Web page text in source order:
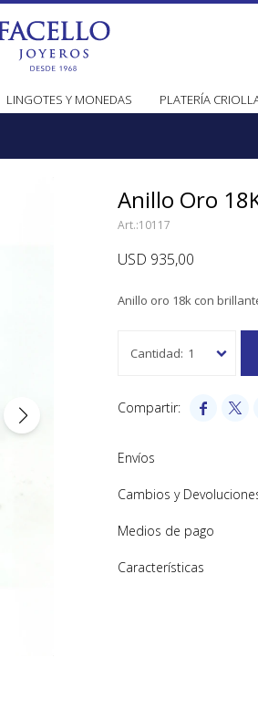
LINGOTES Y MONEDAS PLATERÍA
Anillo Oro
10117
USD 935,00
Anillo oro 18k con
1
 
Envíos
Cambios y
Medios de pago
Características